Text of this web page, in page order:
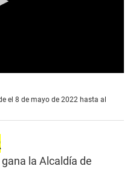
el 8 de mayo de 2022 hasta al
la Alcaldía de